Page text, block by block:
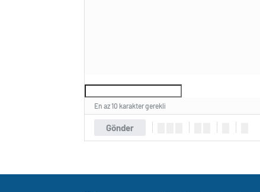
Gönder
En az 10 karakter gerekli